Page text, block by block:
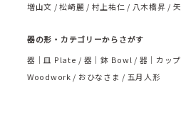
増山文
松崎麗 村上祐仁 八木橋昇
器の形・カテゴリーからさがす
器｜皿 Plate
器｜鉢 Bowl 器｜カッ
Woodwork
おひなさま 五月人形